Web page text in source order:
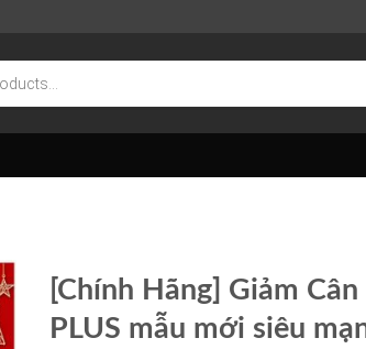
[Chính Hãng] Giảm
PLUS mẫu mới siêu